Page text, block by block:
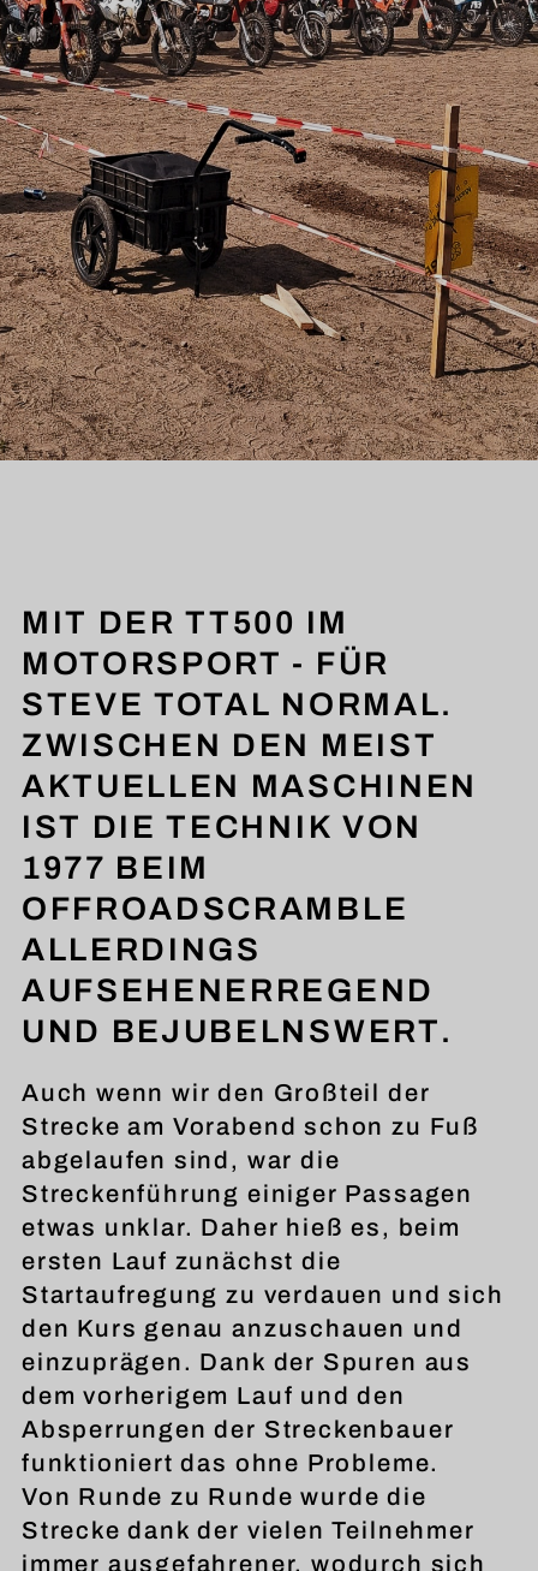
MIT DER TT500 IM
MOTORSPORT - FÜR
STEVE TOTAL NORMAL.
ZWISCHEN DEN MEIST
AKTUELLEN MASCHINEN
IST DIE TECHNIK VON
1977 BEIM
OFFROADSCRAMBLE
ALLERDINGS
AUFSEHENERREGEND
UND BEJUBELNSWERT.
Auch wenn wir den Großteil der
Strecke am Vorabend schon zu Fuß
abgelaufen sind, war die
Streckenführung einiger Passagen
etwas unklar. Daher hieß es, beim
ersten Lauf zunächst die
Startaufregung zu verdauen und sich
den Kurs genau anzuschauen und
einzuprägen. Dank der Spuren aus
dem vorherigem Lauf und den
Absperrungen der Streckenbauer
funktioniert das ohne Probleme.
Von Runde zu Runde wurde die
Strecke dank der vielen Teilnehmer
immer ausgefahrener, wodurch sich